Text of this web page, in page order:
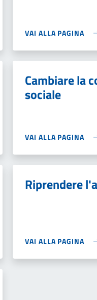
VAI ALLA PAGINA
Cambiare la
sociale
VAI ALLA PAGINA
Riprendere
VAI ALLA PAGINA